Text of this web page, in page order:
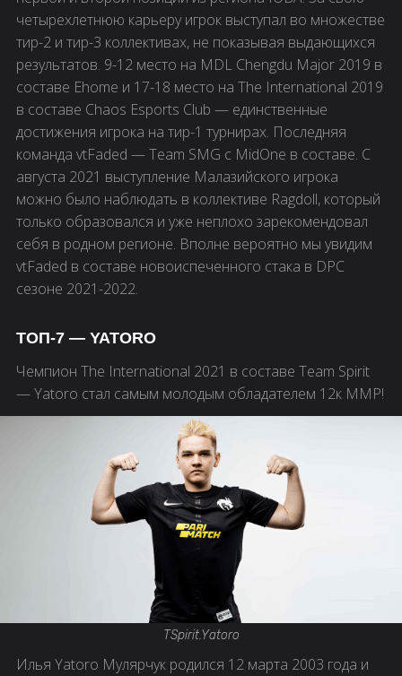
четырехлетнюю карьеру игрок выступал во множестве
тир-2 и тир-3 коллективах, не показывая выдающихся
результатов. 9-12 место на MDL Chengdu Major 2019 в
составе Ehome и 17-18 место на The International 2019
в составе Chaos Esports Club — единственные
достижения игрока на тир-1 турнирах. Последняя
команда vtFaded — Team SMG с MidOne в составе. С
августа 2021 выступление Малазийского игрока
можно было наблюдать в коллективе Ragdoll, который
только образовался и уже неплохо зарекомендовал
себя в родном регионе. Вполне вероятно мы увидим
vtFaded в составе новоиспеченного стака в DPC
сезоне 2021-2022.
ТОП-7 — YATORO
Чемпион The International 2021 в составе Team Spirit
— Yatoro стал самым молодым обладателем 12к ММР!
TSpirit.Yatoro
Илья Yatoro Мулярчук родился 12 марта 2003 года и